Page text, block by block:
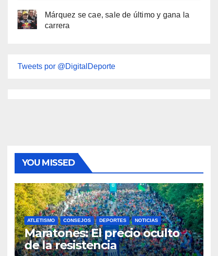
Márquez se cae, sale de último y gana la
carrera
Tweets por @DigitalDeporte
YOU MISSED
ATLETISMO CONSEJOS DEPORTES NOTICIAS
Maratones: El precio oculto
de la resistencia